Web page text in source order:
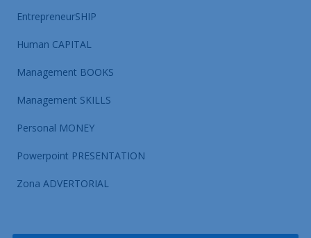
EntrepreneurSHIP
Human CAPITAL
Management BOOKS
Management SKILLS
Personal MONEY
Powerpoint PRESENTATION
Zona ADVERTORIAL